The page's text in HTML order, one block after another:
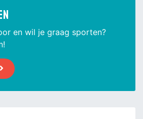
en wil je graag sporten?